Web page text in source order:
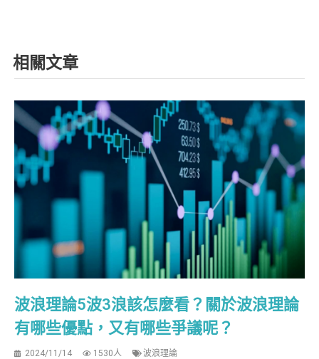
相關文章
波浪理論5波3浪該怎麼看？關於波浪理論
有哪些優點，又有哪些爭議呢？
2024/11/14 1530人 波浪理論